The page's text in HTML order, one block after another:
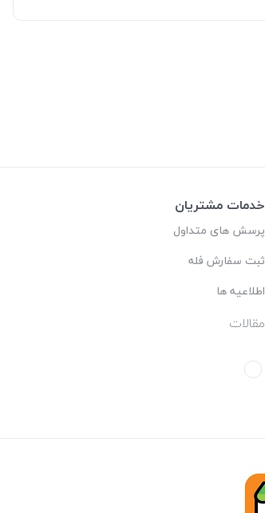
خدمات مشتریان
پرسش های متداول
ثبت سفارش فله
اطلاعیه ها
مقالات